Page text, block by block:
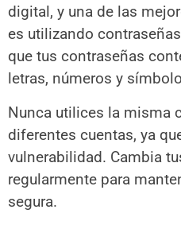
digital, y una de las
es utilizando
que tus contraseñas
letras, números y
Nunca utilices la misma
diferentes cuentas, ya
vulnerabilidad. Cambia
regularmente para
segura.